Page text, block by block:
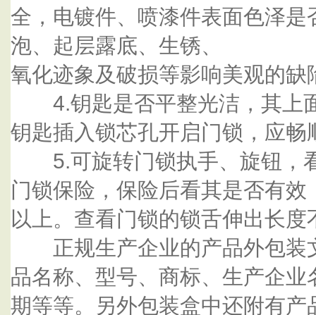
全，电镀件、喷漆件表面色泽
泡、起层露底、生锈、
氧化迹象及破损等影响美观的缺
4.钥匙是否平整光洁，其上
钥匙插入锁芯孔开启门锁，应
5.可旋转门锁执手、旋钮，
门锁保险，保险后看其是否有
以上。查看门锁的锁舌伸出长度
正规生产企业的产品外包装
品名称、型号、商标、生产企
期等等。另外包装盒中还附有产